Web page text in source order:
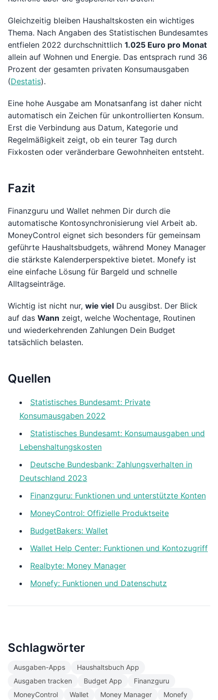
Gleichzeitig bleiben Haushaltskosten ein wichtiges
Thema. Nach Angaben des Statistischen Bundesamtes
entfielen 2022 durchschnittlich 1.025 Euro pro Monat
allein auf Wohnen und Energie. Das entsprach rund 36
Prozent der gesamten privaten Konsumausgaben
(Destatis).
Eine hohe Ausgabe am Monatsanfang ist daher nicht
automatisch ein Zeichen für unkontrollierten Konsum.
Erst die Verbindung aus Datum, Kategorie und
Regelmäßigkeit zeigt, ob ein teurer Tag durch
Fixkosten oder veränderbare Gewohnheiten entsteht.
Fazit
Finanzguru und Wallet nehmen Dir durch die
automatische Kontosynchronisierung viel Arbeit ab.
MoneyControl eignet sich besonders für gemeinsam
geführte Haushaltsbudgets, während Money Manager
die stärkste Kalenderperspektive bietet. Monefy ist
eine einfache Lösung für Bargeld und schnelle
Alltagseinträge.
Wichtig ist nicht nur, wie viel Du ausgibst. Der Blick
auf das Wann zeigt, welche Wochentage, Routinen
und wiederkehrenden Zahlungen Dein Budget
tatsächlich belasten.
Quellen
Statistisches Bundesamt: Private
Konsumausgaben 2022
Statistisches Bundesamt: Konsumausgaben und
Lebenshaltungskosten
Deutsche Bundesbank: Zahlungsverhalten in
Deutschland 2023
Finanzguru: Funktionen und unterstützte Konten
MoneyControl: Offizielle Produktseite
BudgetBakers: Wallet
Wallet Help Center: Funktionen und Kontozugriff
Realbyte: Money Manager
Monefy: Funktionen und Datenschutz
Schlagwörter
Ausgaben-Apps
Haushaltsbuch App
Ausgaben tracken
Budget App
Finanzguru
MoneyControl
Wallet Money Manager
Monefy